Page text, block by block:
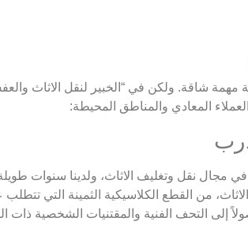
مهمة شاقة. ولكن في “الخبير لنقل الاثاث
المعادي والمناطق المحيطة:
مجال نقل وتغليف الاثاث، ولدينا سنوات
من القطع الكلاسيكية الثمينة التي
إلى التحف الفنية والمقتنيات الشخصية ذات